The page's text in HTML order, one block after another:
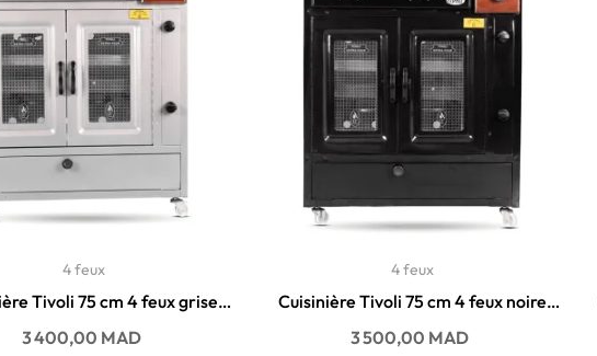
4 feux
Tivoli 75 cm 4 feux grise
avec tiroir
Prix
3 400,00 MAD
4 feux
Cuisinière Tivoli 75 cm 4 feux noire
avec tiroir
Prix
3 500,00 MAD